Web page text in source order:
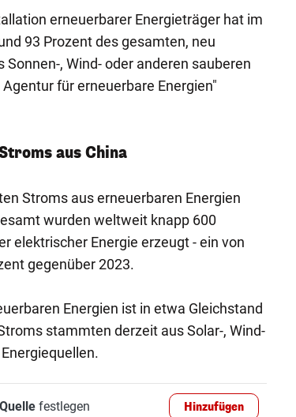
erneuerbarer Energieträger hat im
93 Prozent des gesamten, neu
, Wind- oder anderen sauberen
für erneuerbare Energien"
aus China
Stroms aus erneuerbaren Energien
wurden weltweit knapp 600
elektrischer Energie erzeugt - ein von
gegenüber 2023.
Energien ist in etwa Gleichstand
stammten derzeit aus Solar-, Wind-
festlegen Hinzufügen